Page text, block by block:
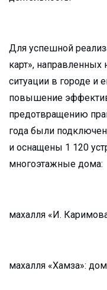
Для успешной
карт»,
ситуации в городе и
повышение
предотвращению
года были
и оснащены 1 120
многоэтажные дома:
махалля «И.
махалля «Хамза»: